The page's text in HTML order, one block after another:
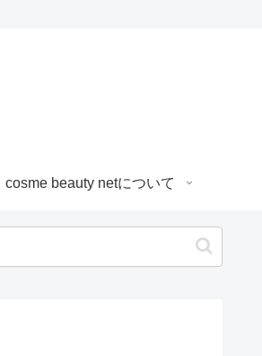
cosme beauty netについて